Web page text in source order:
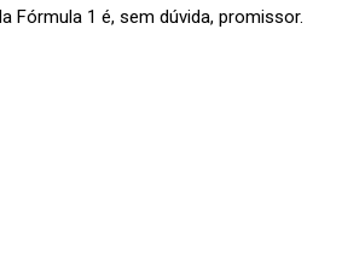
Fórmula 1 é, sem dúvida, promissor.